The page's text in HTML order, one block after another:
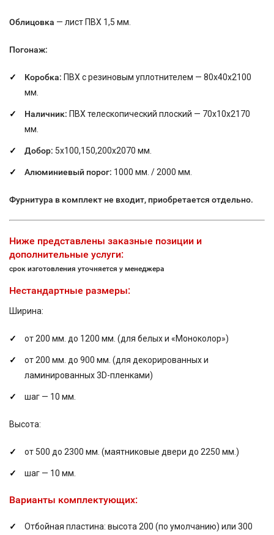
Облицовка — лист ПВХ 1,5 мм.
Погонаж:
Коробка: ПВХ с резиновым уплотнителем — 80х40х2100
мм.
Наличник: ПВХ телескопический плоский — 70х10х2170
мм.
Добор: 5х100,150,200х2070 мм.
Алюминиевый порог: 1000 мм. / 2000 мм.
Фурнитура в комплект не входит, приобретается отдельно.
Ниже представлены заказные позиции и
дополнительные услуги:
срок изготовления уточняется у менеджера
Нестандартные размеры:
Ширина:
от 200 мм. до 1200 мм. (для белых и «Моноколор»)
от 200 мм. до 900 мм. (для декорированных и
ламинированных 3D-пленками)
шаг — 10 мм.
Высота:
от 500 до 2300 мм. (маятниковые двери до 2250 мм.)
шаг — 10 мм.
Варианты комплектующих:
Отбойная пластина: высота 200 (по умолчанию) или 300